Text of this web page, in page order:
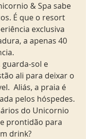
& Spa sabe
É que o resort
exclusiva
a apenas 40
sol e
ali para deixar o
Aliás, a praia é
pelos hóspedes.
do Unicornio
prontidão para
drink?